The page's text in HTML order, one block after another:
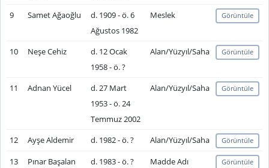
9 Samet Ağaoğlu
d. 1909 - ö. 6
Ağustos 1982
Meslek Görüntüle
10 Neşe Cehiz
d. 12 Ocak
1958 - ö. ?
Alan/Yüzyıl/Saha Görüntüle
11 Adnan Yücel
d. 27 Mart
1953 - ö. 24
Temmuz 2002
Alan/Yüzyıl/Saha Görüntüle
12 Ayşe Aldemir d. 1982 - ö. ? Alan/Yüzyıl/Saha Görüntüle
13 Pınar Başalan d. 1983 - ö. ? Madde Adı Görüntüle